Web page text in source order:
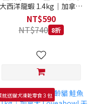
大西洋龍蝦 1.4kg｜加拿大
Loveabowl 天然無穀糧
1.4公斤 成犬 無穀狗飼料
NT$590
NT$740 8折
就送貓犬凍乾零食３包